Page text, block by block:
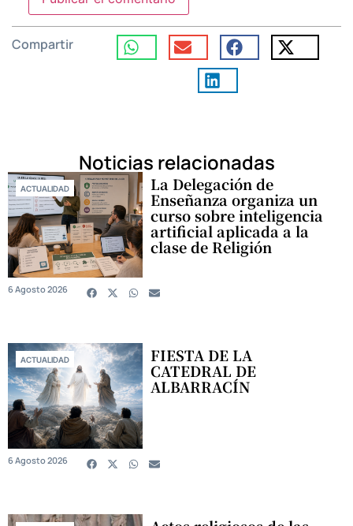
Compartir
Noticias relacionadas
ACTUALIDAD La Delegación de
Enseñanza organiza un
curso sobre inteligencia
artificial aplicada a la
clase de Religión
6 Agosto 2026
ACTUALIDAD FIESTA DE LA
CATEDRAL DE
ALBARRACÍN
6 Agosto 2026